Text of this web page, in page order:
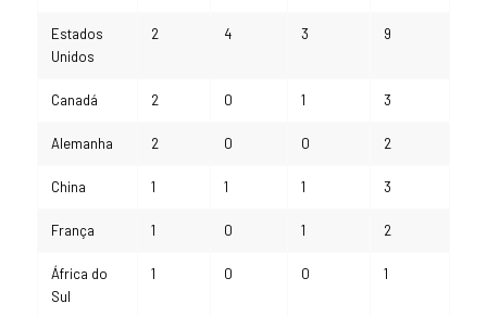
Estados
Unidos
2 4 3 9
Canadá 2 0 1 3
Alemanha 2 0 0 2
China 1 1 1 3
França 1 0 1 2
África do
Sul
1 0 0 1